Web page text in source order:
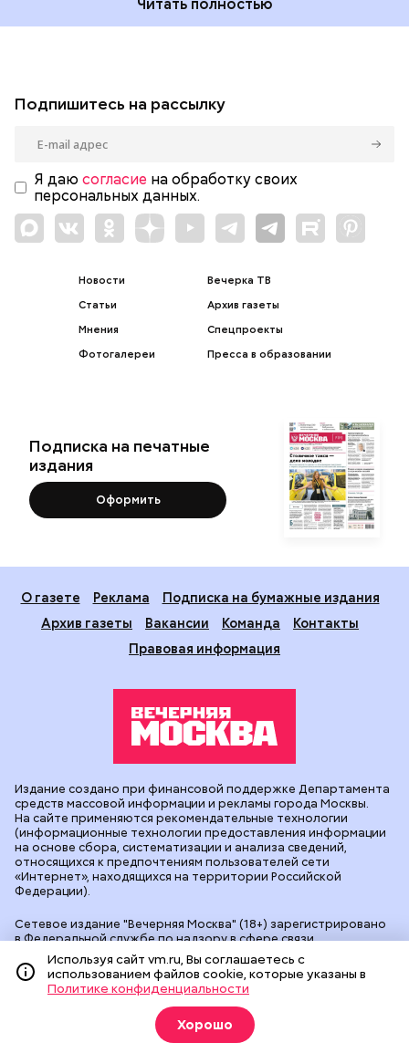
Читать полностью
Подпишитесь на рассылку
Я даю согласие на обработку своих
персональных данных.
Новости
Статьи
Мнения
Фотогалереи
Вечерка ТВ
Архив газеты
Спецпроекты
Пресса в образовании
Подписка на печатные
издания
Оформить
О газете Реклама
Подписка на бумажные издания
Архив газеты
Вакансии Команда
Контакты
Правовая информация
Сетевое издание "Вечерняя Москва" (18+) зарегистрировано
в Федеральной службе по надзору в сфере связи,
информационных технологий и массовых коммуникаций
(Роскомнадзор). Свидетельство о регистрации ЭЛ № ФС 77 -
90524 от 09.12.2025. Учредитель: АО "Редакция газеты
"Вечерняя Москва". Главный редакторvm.ru
Геннадьевич Глуходедов. Адрес редакции: 127015, г.Москва,
Бумажный пр-д, д. 14, стр. 2. Телефон:
+7(499)557-04-24
Издание создано при финансовой поддержке Департамента
средств массовой информации и рекламы города Москвы.
На сайте применяются рекомендательные технологии
(информационные технологии предоставления информации
на основе сбора, систематизации и анализа сведений,
относящихся к предпочтениям пользователей сети
«Интернет», находящихся на территории Российской
Федерации).
Используя сайт vm.ru, Вы соглашаетесь с
использованием файлов cookie, которые указаны в
Политике конфиденциальности
Хорошо